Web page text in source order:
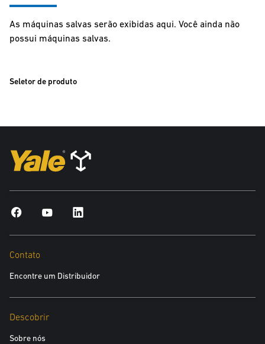
As máquinas salvas serão exibidas aqui. Você ainda não
possui máquinas salvas.
Seletor de produto
Contato
Encontre um Distribuidor
Descobrir
Sobre nós